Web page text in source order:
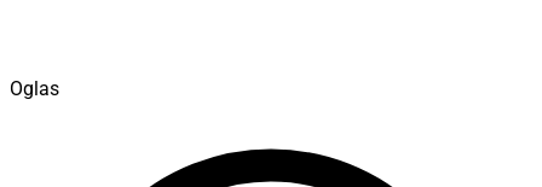
Oglas